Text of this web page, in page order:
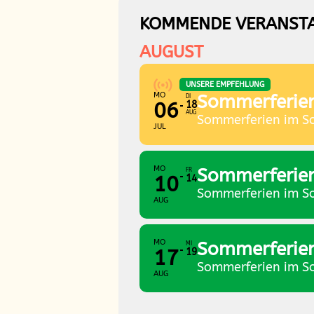
KOMMENDE
AUGUST
UNSERE EMPFEHLUNG
MO
06
JUL
DI
18
AUG
Sommerferien im
MO
10
AUG
FR
14
Sommerferien im
MO
17
AUG
MI
19
Sommerferien im